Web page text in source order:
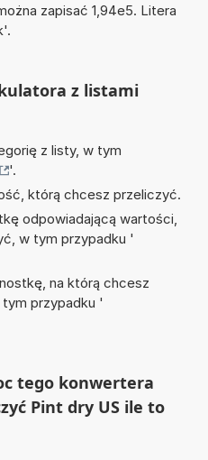
zapisać 1,94e5. Litera
z listami
z listy, w tym
'.
którą chcesz przeliczyć.
odpowiadającą wartości,
w tym przypadku '
na którą chcesz
przypadku '
tego konwertera
Pint dry US ile to